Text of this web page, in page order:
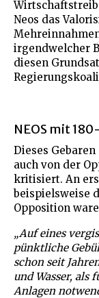
Neos das
irgendwelcher
diesen
NEOS mit
Dieses
auch von der
kritisiert. An
beispielsweise
Opposition
„Auf eines
pünktliche
schon seit
und Wasser, als
Anlagen